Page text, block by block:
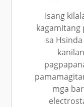
Isang
kagamitang
sa
mga